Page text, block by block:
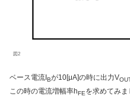
図2
ベース電流IBが10[μA]の時に出力V
この時の電流増幅率hFEを求めてみま